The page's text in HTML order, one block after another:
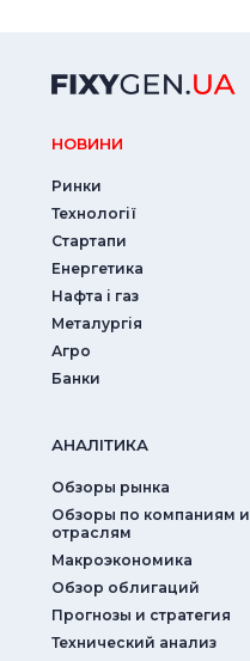
НОВИНИ
Ринки
Технології
Стартапи
Енергетика
Нафта і газ
Металургія
Агро
Банки
АНАЛIТИКА
Обзоры рынка
Обзоры по компаниям и
отраслям
Макроэкономика
Обзор облигаций
Прогнозы и стратегия
Технический анализ